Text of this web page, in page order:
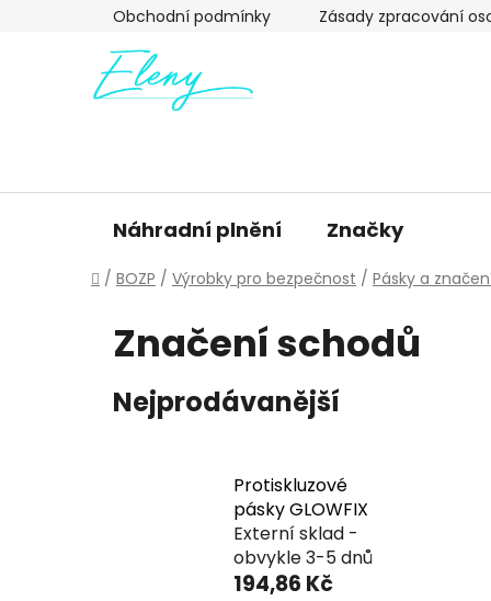
Obchodní podmínky Zásady zpracování
Náhradní plnění Značky
Domů
/ BOZP / Výrobky pro bezpečnost / Pásky a
Značení schodů
Nejprodávanější
Protiskluzové
pásky GLOWFIX
Externí sklad -
obvykle 3-5 dnů
194,86 Kč